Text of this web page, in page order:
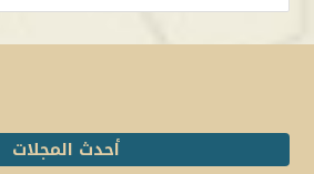
أحدث المجلات